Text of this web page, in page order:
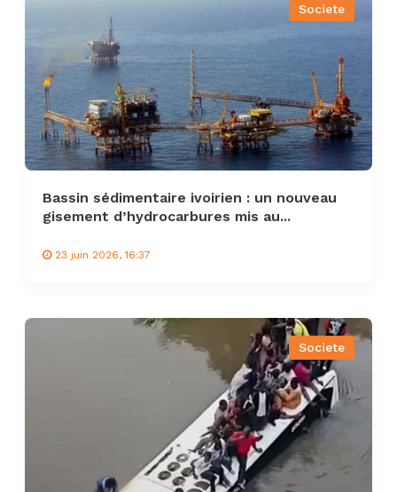
Societe
Bassin sédimentaire ivoirien : un nouveau
gisement d’hydrocarbures mis au...
23 juin 2026, 16:37
Societe